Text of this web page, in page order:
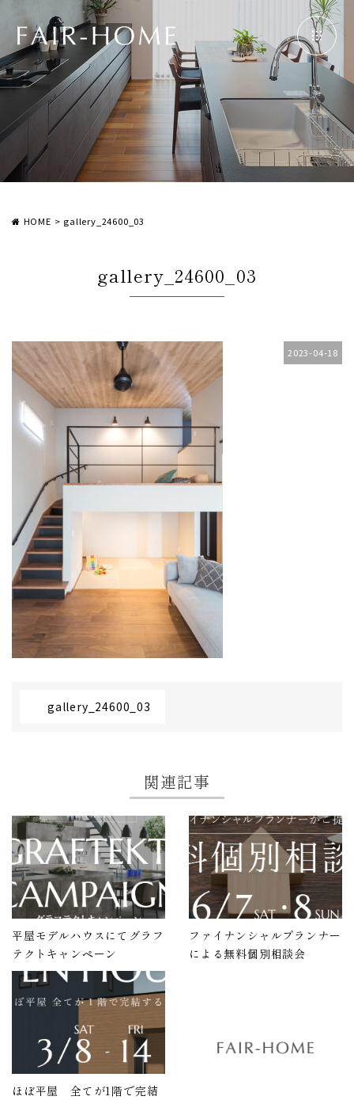
HOME > gallery_24600_03
gallery_24600_03
2023-04-18
gallery_24600_03
関連記事
平屋モデルハウスにてグラフ
テクトキャンペーン
ファイナンシャルプランナー
による無料個別相談会
ほぼ平屋 全てが1階で完結